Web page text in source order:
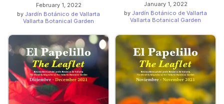
February 1, 2022
by Jardín Botánico de Vallarta
Vallarta Botanical Garden
January 1, 2022
by Jardín Botánico de Vallarta
Vallarta Botanical Garden